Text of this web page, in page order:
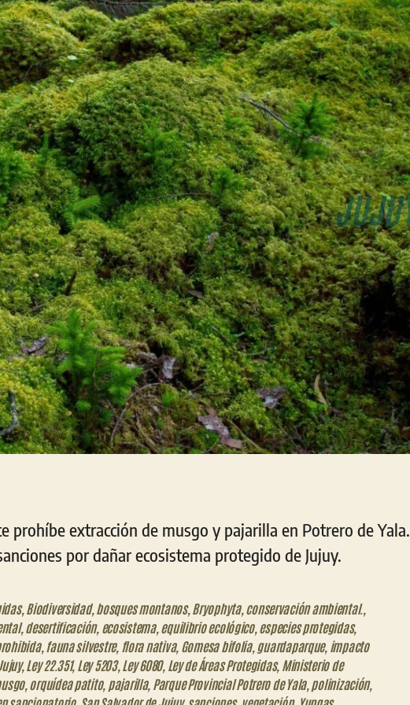
prohíbe extracción de musgo y pajarilla en Potrero de Yala.
por dañar ecosistema protegido de Jujuy.
, Biodiversidad, bosques montanos, Bryophyta, conservación ambiental.
, desertificación, ecosistema, equilibrio ecológico, especies protegidas,
, fauna silvestre, flora nativa, Gomesa bifolia, guardaparque, impacto
,Ley 22.351, Ley 5203, Ley 6080, Ley de Áreas Protegidas, Ministerio de
, orquídea patito, pajarilla, Parque Provincial Potrero de Yala, polinización,